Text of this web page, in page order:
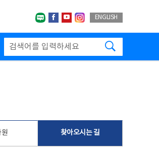
네이버블로그
페이스북
유투브인스타그랩
ENGLISH
원 찾아오시는 길